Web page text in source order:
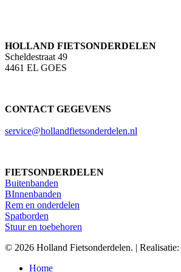
HOLLAND FIETSONDERDELEN
Scheldestraat 49
4461 EL GOES
CONTACT GEGEVENS
service@hollandfietsonderdelen.nl
FIETSONDERDELEN
Buitenbanden
BInnenbanden
Rem en onderdelen
Spatborden
Stuur en toebehoren
© 2026 Holland Fietsonderdelen. | Realisatie:
Close
Home